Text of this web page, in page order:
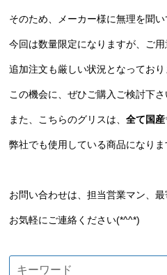
そのため、メーカー様に無理を聞い
今回は数量限定になりますが、ご用
追加注文も厳しい状況となっており
この機会に、ぜひご購入ご検討下
また、こちらのグリスは、全て国産
弊社でも使用している商品になりま
お問い合わせは、担当営業マン、
お気軽にご連絡ください(*^^*)